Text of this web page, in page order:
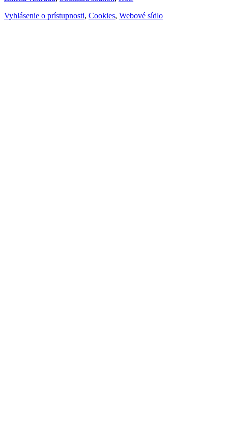
Vyhlásenie o prístupnosti, Cookies, Webové sídlo